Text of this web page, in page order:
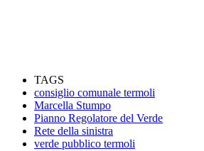
TAGS
consiglio comunale termoli
Marcella Stumpo
Pianno Regolatore del Verde
Rete della sinistra
verde pubblico termoli